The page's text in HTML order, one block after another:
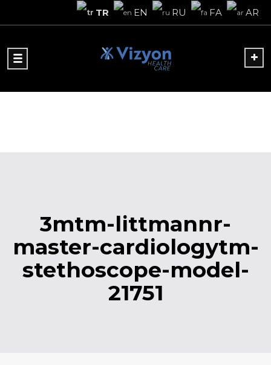
TR EN RU FA AR
3mtm-littmannr-
master-cardiologytm-
stethoscope-model-
21751